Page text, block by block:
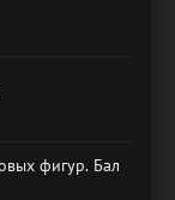
фигур. Бал